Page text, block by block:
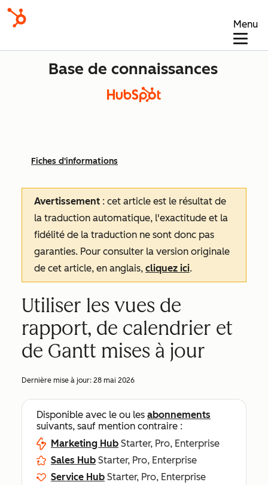
Menu
Base de connaissances
Fiches d'informations
Avertissement : cet article est le résultat de
la traduction automatique, l'exactitude et la
fidélité de la traduction ne sont donc pas
garanties. Pour consulter la version originale
de cet article, en anglais, cliquez ici.
Utiliser les vues de
rapport, de calendrier et
de Gantt mises à jour
Dernière mise à jour: 28 mai 2026
Disponible avec le ou les abonnements
suivants, sauf mention contraire :
Marketing Hub Starter, Pro, Enterprise
Sales Hub Starter, Pro, Enterprise
Service Hub Starter, Pro, Enterprise